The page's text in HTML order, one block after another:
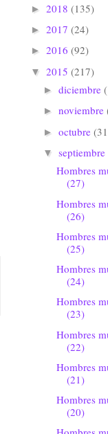
► 2018 (135)
► 2017 (24)
► 2016 (92)
▼ 2015 (217)
► diciembre
► noviembre
► octubre
▼ septiembre
Hombres
(27)
Hombres
(26)
Hombres
(25)
Hombres
(24)
Hombres
(23)
Hombres
(22)
Hombres
(21)
Hombres
(20)